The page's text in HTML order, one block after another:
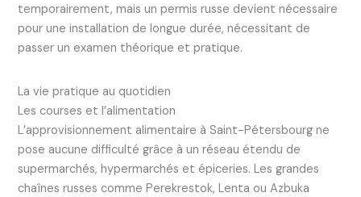
temporairement, mais un permis russe devient nécessaire
pour une installation de longue durée, nécessitant de
passer un examen théorique et pratique.
La vie pratique au quotidien
Les courses et l’alimentation
L’approvisionnement alimentaire à Saint-Pétersbourg ne
pose aucune difficulté grâce à un réseau étendu de
supermarchés, hypermarchés et épiceries. Les grandes
chaînes russes comme Perekrestok, Lenta ou Azbuka